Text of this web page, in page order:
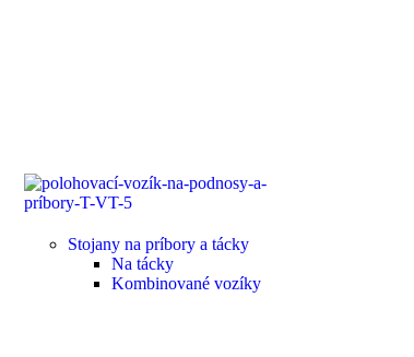
Stojany na príbory a tácky
Na tácky
Kombinované vozíky